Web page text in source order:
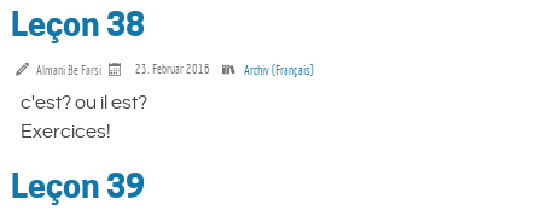
Leçon 38
Almani Be Farsi 23. Februar 2016 Archiv (Français)
c'est? ou il est?
Exercices!
Leçon 39